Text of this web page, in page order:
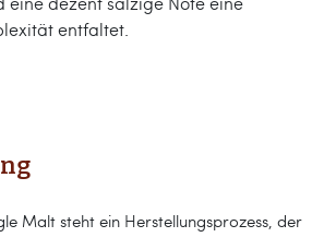
entfaltet.
Malt steht ein Herstellungsprozess, der